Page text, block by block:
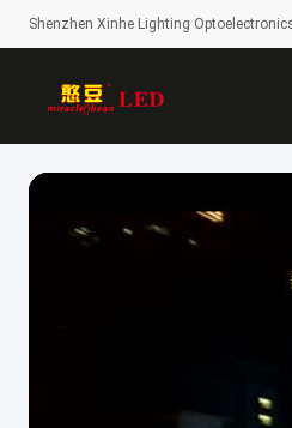
Shenzhen Xinhe Lighting